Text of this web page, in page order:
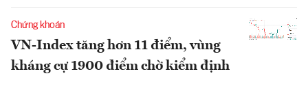
Chứng khoán
VN-Index tăng hơn 11 điểm, vùng
kháng cự 1900 điểm chờ kiểm định